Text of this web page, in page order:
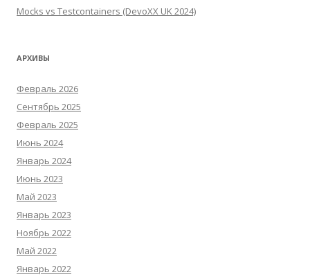
Mocks vs Testcontainers (DevoXX UK 2024)
АРХИВЫ
Февраль 2026
Сентябрь 2025
Февраль 2025
Июнь 2024
Январь 2024
Июнь 2023
Май 2023
Январь 2023
Ноябрь 2022
Май 2022
Январь 2022